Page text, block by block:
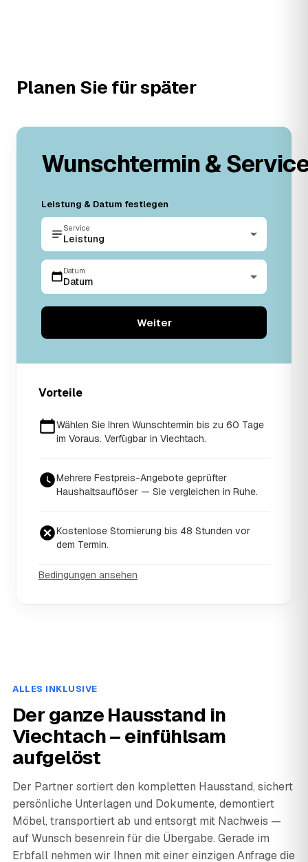
Planen Sie für später
Wunschtermin &
Leistung & Datum festlegen
Service
Leistung
Datum
Datum
Weiter
Vorteile
Wählen Sie Ihren Wunschtermin bis zu 60 Tage
im Voraus. Verfügbar in Viechtach.
Mehrere Festpreis-Angebote geprüfter
Haushaltsauflöser — Sie vergleichen in Ruhe.
Kostenlose Stornierung bis 48 Stunden vor
dem Termin.
Bedingungen ansehen
ALLES INKLUSIVE
Der ganze Hausstand in
Viechtach – einfühlsam
aufgelöst
Der Partner sortiert den kompletten Hausstand, sichert
persönliche Unterlagen und Dokumente, demontiert
Möbel, transportiert ab und entsorgt mit Nachweis —
auf Wunsch besenrein für die Übergabe. Gerade im
Erbfall nehmen wir Ihnen mit einer einzigen Anfrage die